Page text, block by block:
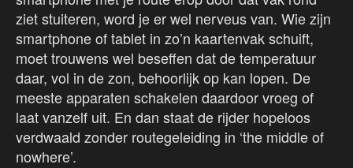
ziet stuiteren, word je er wel nerveus van. Wie zijn
smartphone of tablet in zo’n kaartenvak schuift,
moet trouwens wel beseffen dat de temperatuur
daar, vol in de zon, behoorlijk op kan lopen. De
meeste apparaten schakelen daardoor vroeg of
laat vanzelf uit. En dan staat de rijder hopeloos
verdwaald zonder routegeleiding in ‘the middle of
nowhere’.